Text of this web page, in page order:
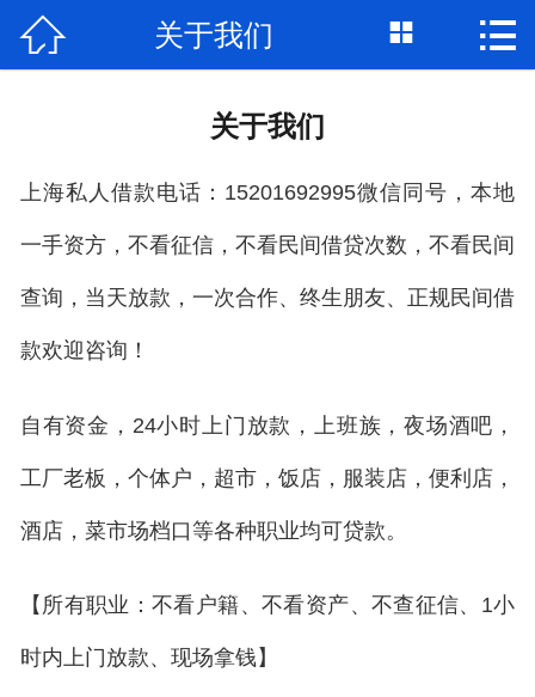
首页
个人贷款
 关于我们  
关于我们
上海私人借款电话：15201692995微信同号，本地
一手资方，不看征信，不看民间借贷次数，不看民间
查询，当天放款，一次合作、终生朋友、正规民间借
款欢迎咨询！
自有资金，24小时上门放款，上班族，夜场酒吧，
工厂老板，个体户，超市，饭店，服装店，便利店，
酒店，菜市场档口等各种职业均可贷款。
【所有职业：不看户籍、不看资产、不查征信、1小
时内上门放款、现场拿钱】